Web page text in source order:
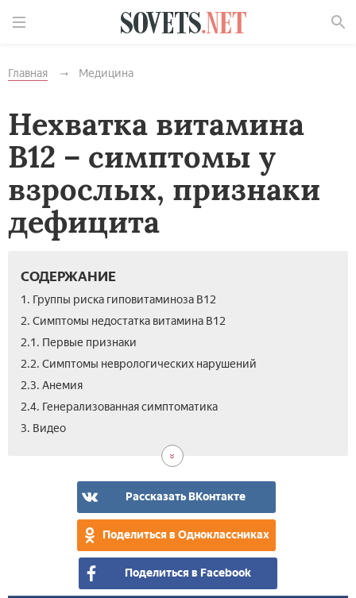
Главная Медицина
Нехватка витамина
В12 – симптомы у
взрослых, признаки
дефицита
СОДЕРЖАНИЕ
1. Группы риска гиповитаминоза В12
2. Симптомы недостатка витамина В12
2.1. Первые признаки
2.2. Симптомы неврологических нарушений
2.3. Анемия
2.4. Генерализованная симптоматика
3. Видео
Рассказать ВКонтакте
Поделиться в Одноклассниках
Поделиться в Facebook